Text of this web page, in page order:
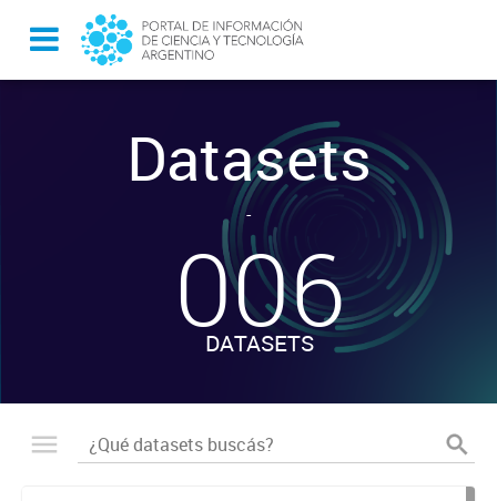
Datasets
-
006
DATASETS